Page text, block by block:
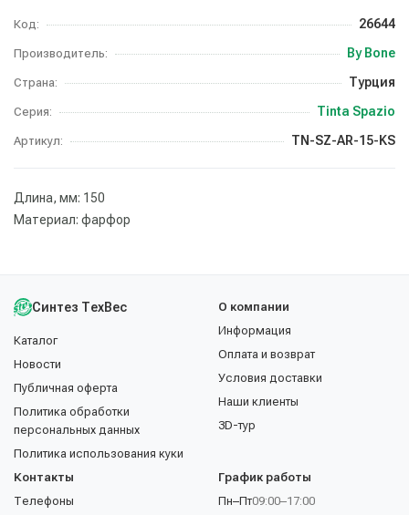
Код: 26644
Производитель: By Bone
Страна: Турция
Серия: Tinta Spazio
Артикул: TN-SZ-AR-15-KS
Длина, мм: 150
Материал: фарфор
Синтез ТехВес
Каталог
Новости
Публичная оферта
Политика обработки
персональных данных
Политика использования куки
О компании
Информация
Оплата и возврат
Условия доставки
Наши клиенты
3D-тур
Контакты
Телефоны
График работы
Пн–Пт09:00–17:00